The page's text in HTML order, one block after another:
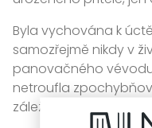
Byla vychována k
samozřejmě nikdy v
panovačného
netroufla
záležitost předložil